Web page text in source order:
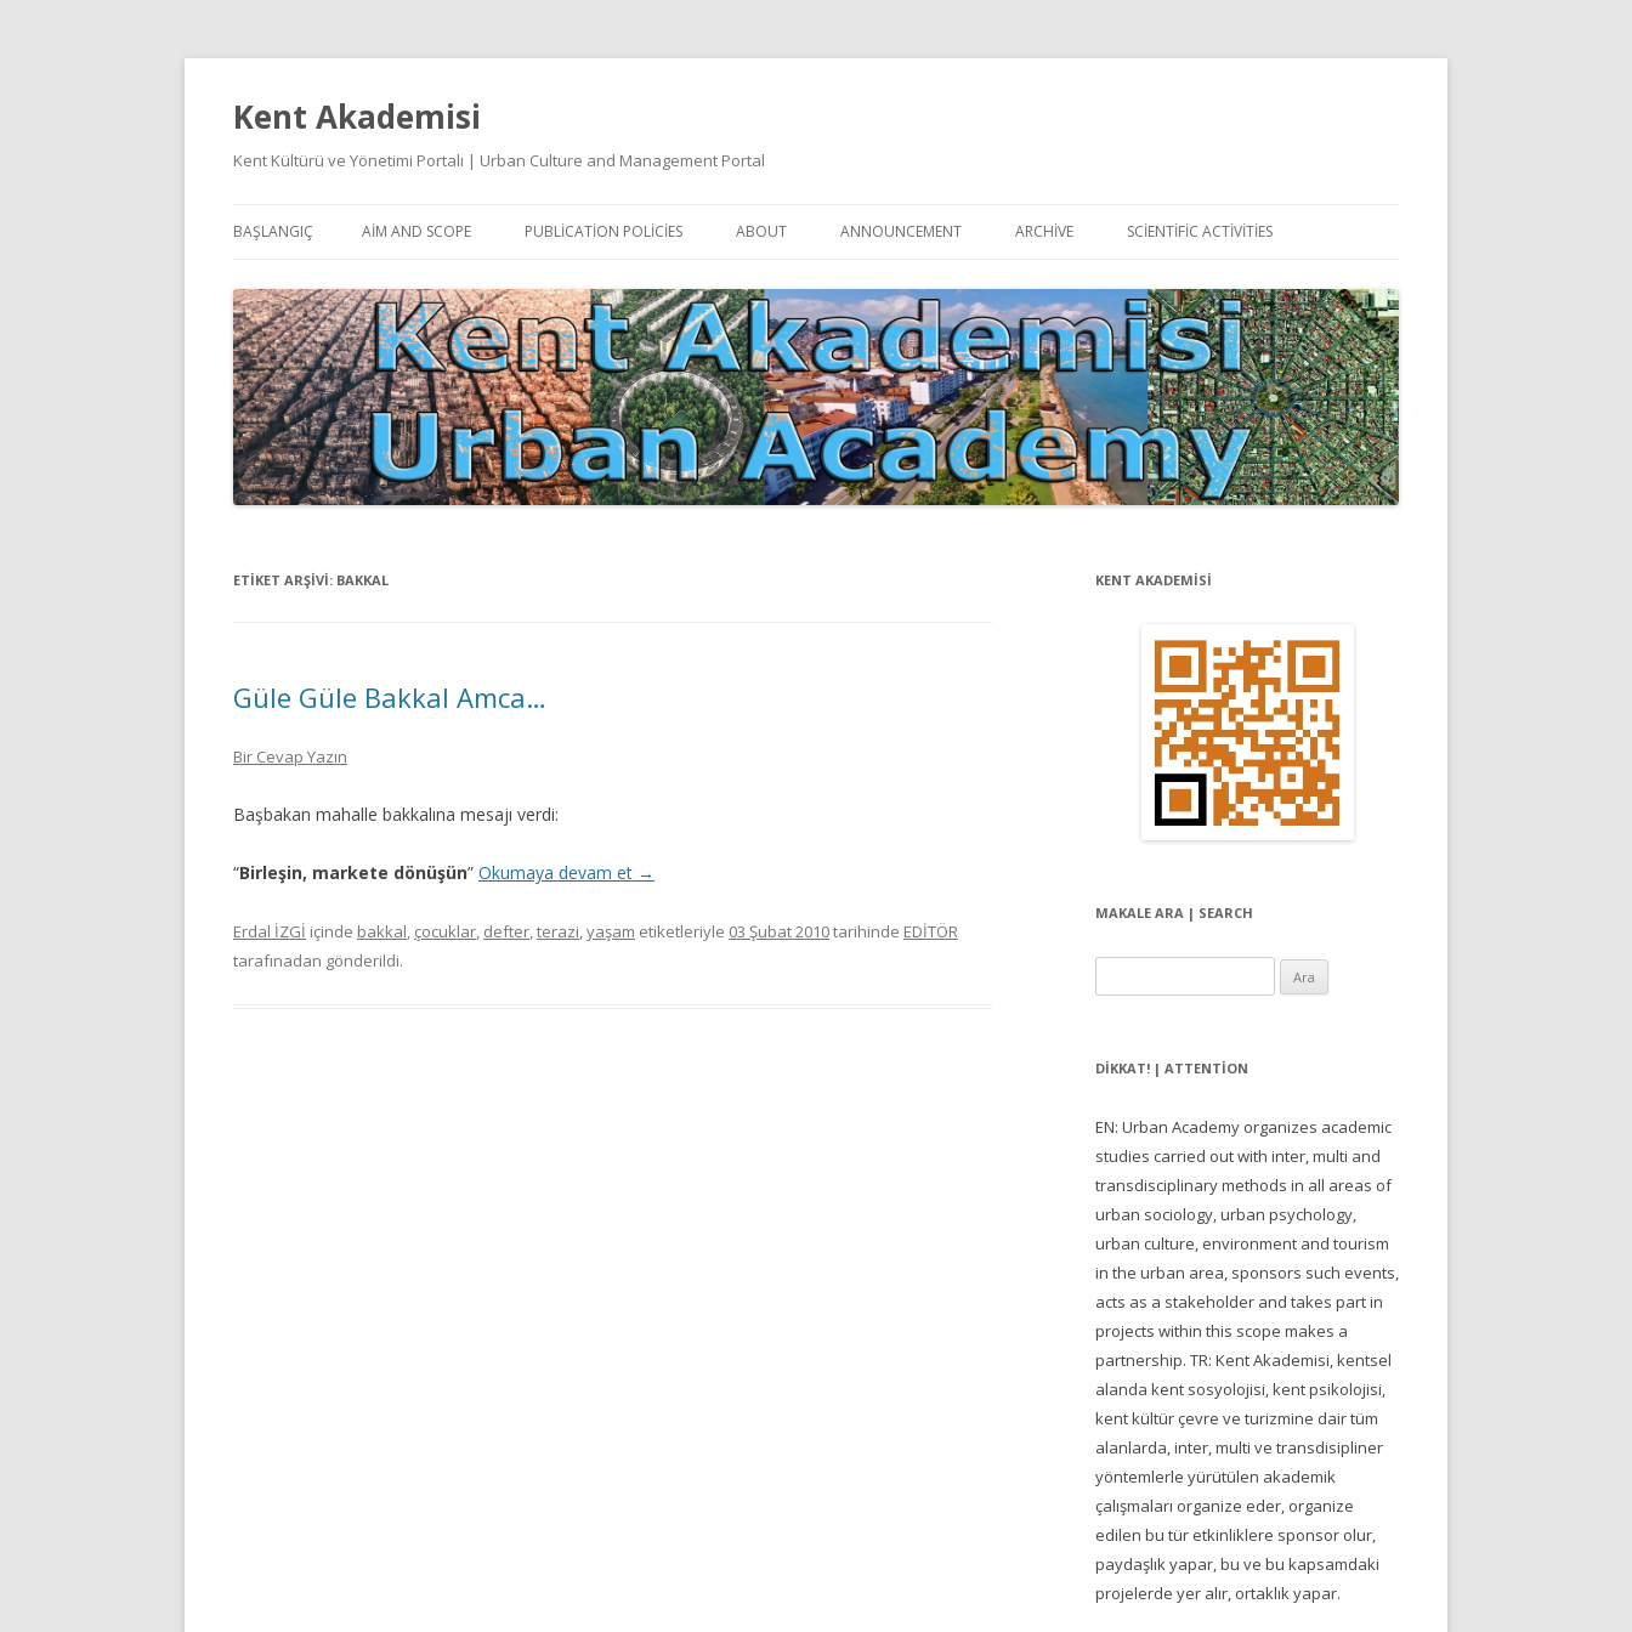
Kent Akademisi
Kent Kültürü ve Yönetimi Portalı | Urban Culture and Management Portal
atla
BAŞLANGIÇ AIM AND SCOPE PUBLICATION POLICIES
DOCUMENTATION
YAZIM KURALLARI
SÜREÇ REHBERI | PROCESS GUIDE
ETIK İLKELER | ETHICAL RULES
ABOUT
EDITORIAL BOARD
ETIK KURUL | ETHICAL BOARDS
İNDEKSLER
JOURNAL HISTORY | DERGI
TARIHÇESI
ADVERTISEMENT FEE
ANNOUNCEMENT ARCHIVE SCIENTIFIC ACTIVITIES
ETIKET ARŞIVI: BAKKAL
Güle Güle Bakkal Amca…
Bir Cevap Yazın
Başbakan mahalle bakkalına mesajı verdi:
“Birleşin, markete dönüşün” Okumaya devam et →
Erdal İZGİ içinde bakkal, çocuklar, defter,terazi,yaşam etiketleriyle 03 Şubat 2010tarihinde EDİTÖR
tarafınadan gönderildi.
KENT AKADEMİSİ
MAKALE ARA | SEARCH
DIKKAT! | ATTENTION
EN: Urban Academy organizes academic
studies carried out with inter, multi and
transdisciplinary methods in all areas of
urban sociology, urban psychology,
urban culture, environment and tourism
in the urban area, sponsors such events,
acts as a stakeholder and takes part in
projects within this scope makes a
partnership. TR: Kent Akademisi, kentsel
alanda kent sosyolojisi, kent psikolojisi,
kent kültür çevre ve turizmine dair tüm
alanlarda, inter, multi ve transdisipliner
yöntemlerle yürütülen akademik
çalışmaları organize eder, organize
edilen bu tür etkinliklere sponsor olur,
paydaşlık yapar, bu ve bu kapsamdaki
projelerde yer alır, ortaklık yapar.